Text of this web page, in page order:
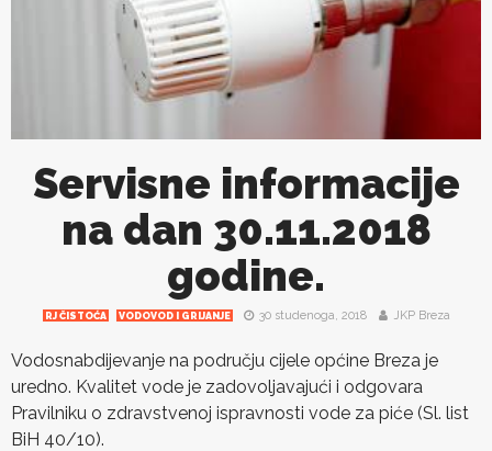
Servisne informacije
na dan 30.11.2018
godine.
RJ ČISTOĆA VODOVOD I GRIJANJE 30 studenoga, 2018 JKP Breza
Vodosnabdijevanje na području cijele općine Breza je
uredno. Kvalitet vode je zadovoljavajući i odgovara
Pravilniku o zdravstvenoj ispravnosti vode za piće (Sl. list
BiH 40/10).